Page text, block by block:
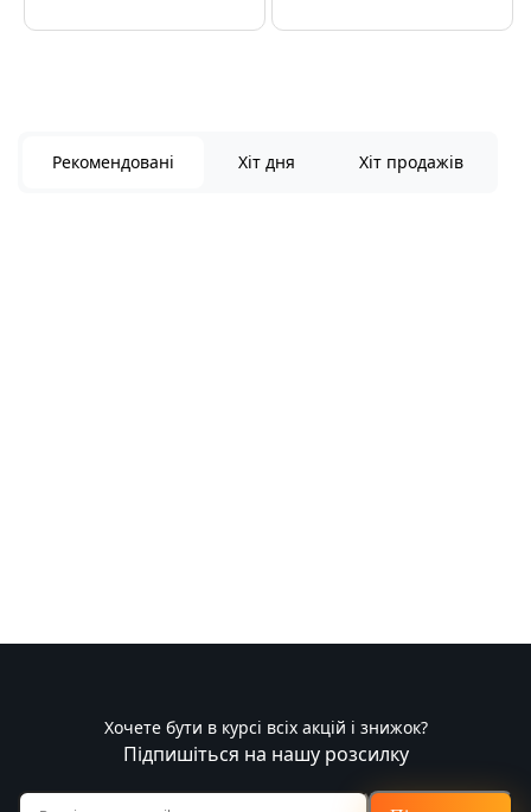
Рекомендовані Хіт дня Хіт продажів
Хочете бути в курсі всіх акцій і знижок?
Підпишіться на нашу розсилку